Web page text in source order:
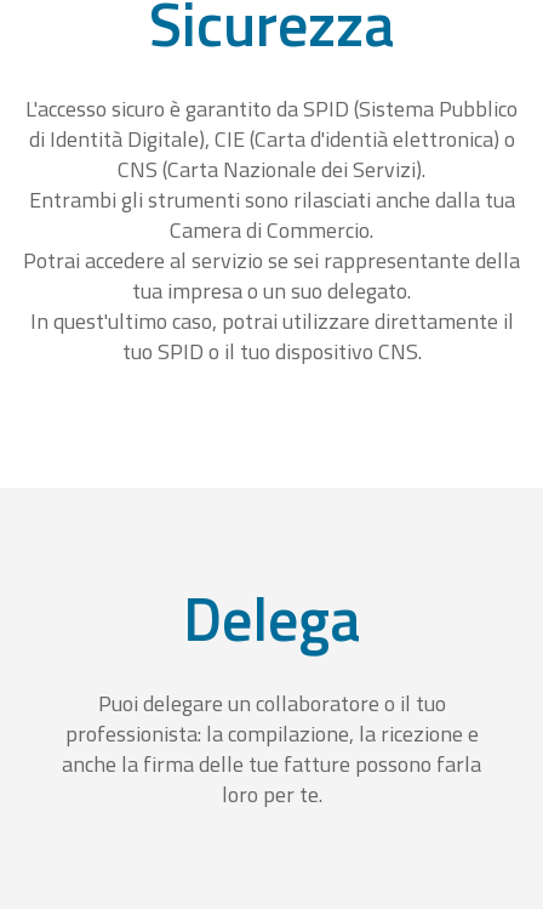
Sicurezza
L'accesso sicuro è garantito da SPID (Sistema Pubblico
di Identità Digitale), CIE (Carta d'identià elettronica) o
CNS (Carta Nazionale dei Servizi).
Entrambi gli strumenti sono rilasciati anche dalla tua
Camera di Commercio.
Potrai accedere al servizio se sei rappresentante della
tua impresa o un suo delegato.
In quest'ultimo caso, potrai utilizzare direttamente il
tuo SPID o il tuo dispositivo CNS.
Delega
Puoi delegare un collaboratore o il tuo
professionista: la compilazione, la ricezione e
anche la firma delle tue fatture possono farla
loro per te.